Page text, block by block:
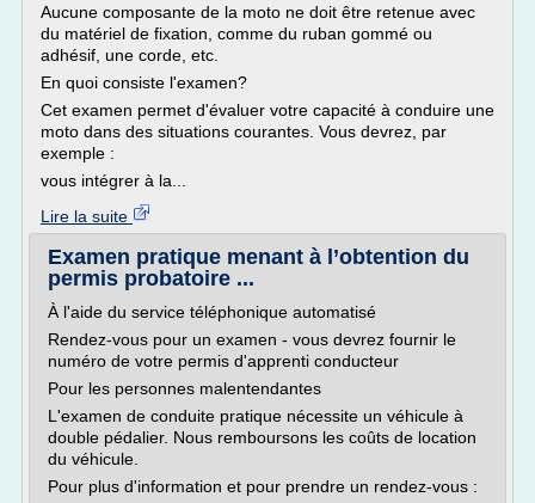
Aucune composante de la moto ne doit être retenue avec
du matériel de fixation, comme du ruban gommé ou
adhésif, une corde, etc.
En quoi consiste l'examen?
Cet examen permet d'évaluer votre capacité à conduire une
moto dans des situations courantes. Vous devrez, par
exemple :
vous intégrer à la...
Lire la suite
Examen pratique menant à l’obtention du
permis probatoire ...
À l'aide du service téléphonique automatisé
Rendez-vous pour un examen - vous devrez fournir le
numéro de votre permis d'apprenti conducteur
Pour les personnes malentendantes
L'examen de conduite pratique nécessite un véhicule à
double pédalier. Nous remboursons les coûts de location
du véhicule.
Pour plus d'information et pour prendre un rendez-vous :